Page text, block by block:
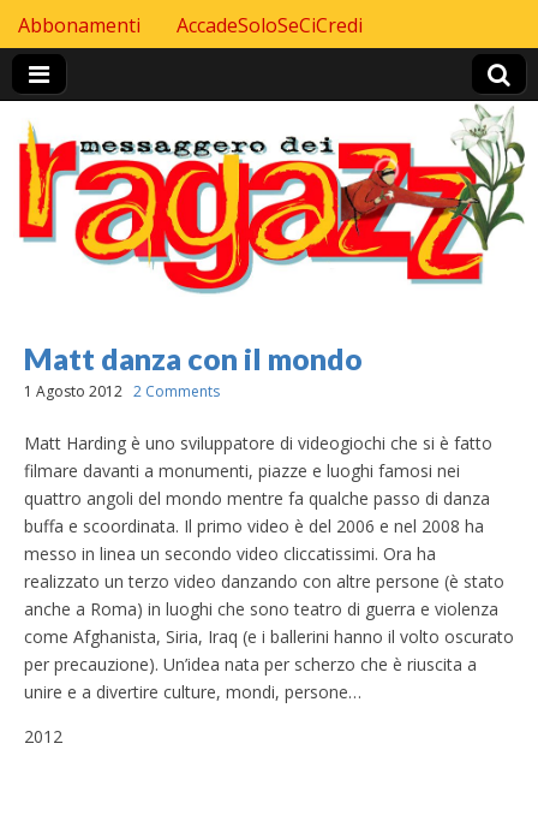
Header Top menu
Skip to content
Abbonamenti AccadeSoloSeCiCredi
Matt danza con il mondo
1 Agosto 2012 2 Comments
Matt Harding è uno sviluppatore di videogiochi che si è fatto
filmare davanti a monumenti, piazze e luoghi famosi nei
quattro angoli del mondo mentre fa qualche passo di danza
buffa e scoordinata. Il primo video è del 2006 e nel 2008 ha
messo in linea un secondo video cliccatissimi. Ora ha
realizzato un terzo video danzando con altre persone (è stato
anche a Roma) in luoghi che sono teatro di guerra e violenza
come Afghanista, Siria, Iraq (e i ballerini hanno il volto oscurato
per precauzione). Un’idea nata per scherzo che è riuscita a
unire e a divertire culture, mondi, persone…
2012